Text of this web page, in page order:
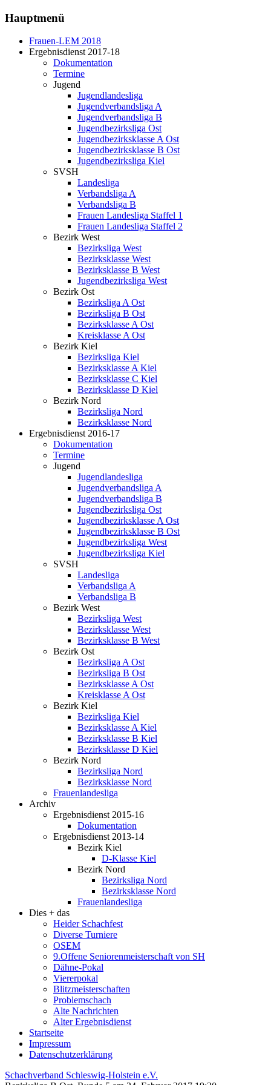
Hauptmenü
Frauen-LEM 2018
Ergebnisdienst 2017-18
Dokumentation
Termine
Jugend
Jugendlandesliga
Jugendverbandsliga A
Jugendverbandsliga B
Jugendbezirksliga Ost
Jugendbezirksklasse A Ost
Jugendbezirksklasse B Ost
Jugendbezirksliga Kiel
SVSH
Landesliga
Verbandsliga A
Verbandsliga B
Frauen Landesliga Staffel 1
Frauen Landesliga Staffel 2
Bezirk West
Bezirksliga West
Bezirksklasse West
Bezirksklasse B West
Jugendbezirksliga West
Bezirk Ost
Bezirksliga A Ost
Bezirksliga B Ost
Bezirksklasse A Ost
Kreisklasse A Ost
Bezirk Kiel
Bezirksliga Kiel
Bezirksklasse A Kiel
Bezirksklasse C Kiel
Bezirksklasse D Kiel
Bezirk Nord
Bezirksliga Nord
Bezirksklasse Nord
Ergebnisdienst 2016-17
Dokumentation
Termine
Jugend
Jugendlandesliga
Jugendverbandsliga A
Jugendverbandsliga B
Jugendbezirksliga Ost
Jugendbezirksklasse A Ost
Jugendbezirksklasse B Ost
Jugendbezirksliga West
Jugendbezirksliga Kiel
SVSH
Landesliga
Verbandsliga A
Verbandsliga B
Bezirk West
Bezirksliga West
Bezirksklasse West
Bezirksklasse B West
Bezirk Ost
Bezirksliga A Ost
Bezirksliga B Ost
Bezirksklasse A Ost
Kreisklasse A Ost
Bezirk Kiel
Bezirksliga Kiel
Bezirksklasse A Kiel
Bezirksklasse B Kiel
Bezirksklasse D Kiel
Bezirk Nord
Bezirksliga Nord
Bezirksklasse Nord
Frauenlandesliga
Archiv
Ergebnisdienst 2015-16
Dokumentation
Ergebnisdienst 2013-14
Bezirk Kiel
D-Klasse Kiel
Bezirk Nord
Bezirksliga Nord
Bezirksklasse Nord
Frauenlandesliga
Dies + das
Heider Schachfest
Diverse Turniere
OSEM
9.Offene Seniorenmeisterschaft von SH
Dähne-Pokal
Viererpokal
Blitzmeisterschaften
Problemschach
Alte Nachrichten
Alter Ergebnisdienst
Startseite
Impressum
Datenschutzerklärung
Schachverband Schleswig-Holstein e.V.